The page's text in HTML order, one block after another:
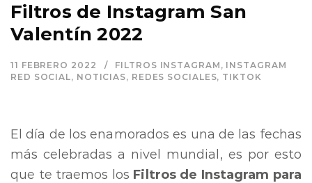
Filtros de Instagram San
Valentín 2022
11 FEBRERO 2022 FILTROS INSTAGRAM , INSTAGRAM
RED SOCIAL, NOTICIAS, REDES SOCIALES, TIKTOK
El día de los enamorados es una de las fechas
más celebradas a nivel mundial, es por esto
que te traemos los Filtros de Instagram para